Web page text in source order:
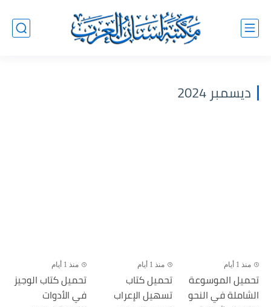
ديسمبر 2024
منذ 1 أيام
تحميل الموسوعة
الشاملة في النحو
منذ 1 أيام
تحميل كتاب
تسهيل الإعراب
منذ 1 أيام
تحميل كتاب الوجيز
في الأدوات